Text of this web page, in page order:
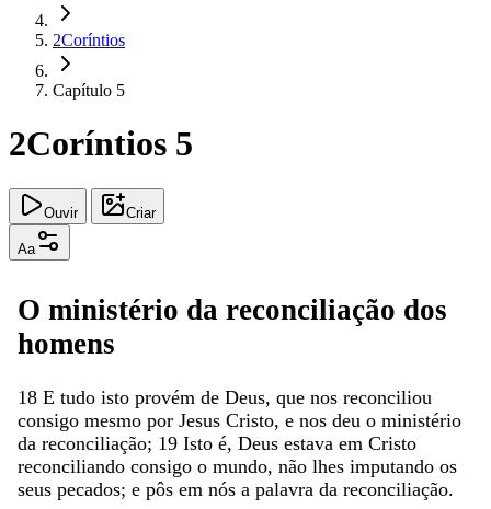
2Coríntios
Capítulo 5
2Coríntios 5
Ouvir Criar
Aa
O ministério da reconciliação dos
homens
18 E tudo isto provém de Deus, que nos reconciliou
consigo mesmo por Jesus Cristo, e nos deu o ministério
da reconciliação; 19 Isto é, Deus estava em Cristo
reconciliando consigo o mundo, não lhes imputando os
seus pecados; e pôs em nós a palavra da reconciliação.